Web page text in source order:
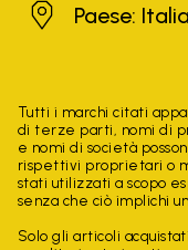
Italia Paese: Italia
Tutti i marchi citati
di terze parti, nomi di
e nomi di società
rispettivi proprietari o
stati utilizzati a scopo
senza che ciò implichi
Solo gli articoli